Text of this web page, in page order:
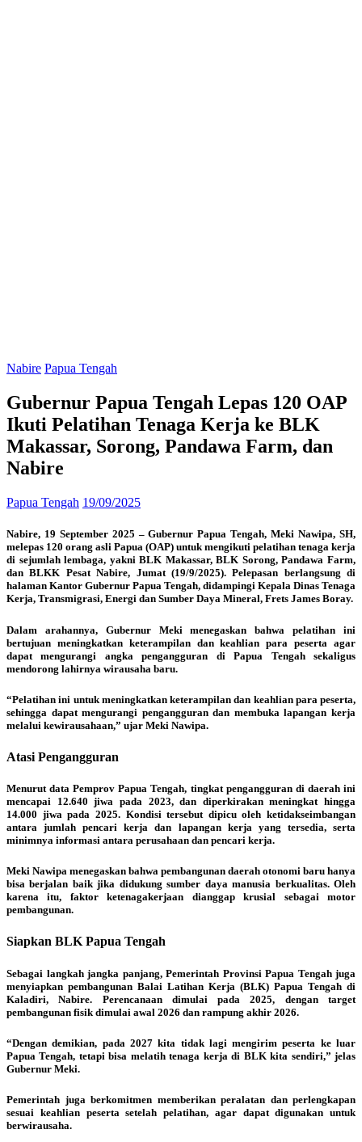
Nabire Papua Tengah
Gubernur Papua Tengah Lepas 120 OAP
Ikuti Pelatihan Tenaga Kerja ke BLK
Makassar, Sorong, Pandawa Farm, dan
Nabire
Papua Tengah 19/09/2025
Nabire, 19 September 2025 – Gubernur Papua Tengah, Meki Nawipa, SH,
melepas 120 orang asli Papua (OAP) untuk mengikuti pelatihan tenaga kerja
di sejumlah lembaga, yakni BLK Makassar, BLK Sorong, Pandawa Farm,
dan BLKK Pesat Nabire, Jumat (19/9/2025). Pelepasan berlangsung di
halaman Kantor Gubernur Papua Tengah, didampingi Kepala Dinas Tenaga
Kerja, Transmigrasi, Energi dan Sumber Daya Mineral, Frets James Boray.
Dalam arahannya, Gubernur Meki menegaskan bahwa pelatihan ini
bertujuan meningkatkan keterampilan dan keahlian para peserta agar
dapat mengurangi angka pengangguran di Papua Tengah sekaligus
mendorong lahirnya wirausaha baru.
“Pelatihan ini untuk meningkatkan keterampilan dan keahlian para peserta,
sehingga dapat mengurangi pengangguran dan membuka lapangan kerja
melalui kewirausahaan,” ujar Meki Nawipa.
Atasi Pengangguran
Menurut data Pemprov Papua Tengah, tingkat pengangguran di daerah ini
mencapai 12.640 jiwa pada 2023, dan diperkirakan meningkat hingga
14.000 jiwa pada 2025. Kondisi tersebut dipicu oleh ketidakseimbangan
antara jumlah pencari kerja dan lapangan kerja yang tersedia, serta
minimnya informasi antara perusahaan dan pencari kerja.
Meki Nawipa menegaskan bahwa pembangunan daerah otonomi baru hanya
bisa berjalan baik jika didukung sumber daya manusia berkualitas. Oleh
karena itu, faktor ketenagakerjaan dianggap krusial sebagai motor
pembangunan.
Siapkan BLK Papua Tengah
Sebagai langkah jangka panjang, Pemerintah Provinsi Papua Tengah juga
menyiapkan pembangunan Balai Latihan Kerja (BLK) Papua Tengah di
Kaladiri, Nabire. Perencanaan dimulai pada 2025, dengan target
pembangunan fisik dimulai awal 2026 dan rampung akhir 2026.
“Dengan demikian, pada 2027 kita tidak lagi mengirim peserta ke luar
Papua Tengah, tetapi bisa melatih tenaga kerja di BLK kita sendiri,” jelas
Gubernur Meki.
Pemerintah juga berkomitmen memberikan peralatan dan perlengkapan
sesuai keahlian peserta setelah pelatihan, agar dapat digunakan untuk
berwirausaha.